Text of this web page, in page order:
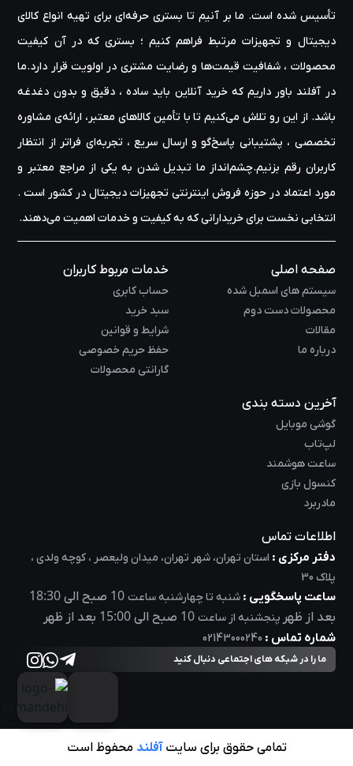
تأسیس شده است. ما بر آنیم تا بستری حرفه‌ای برای تهیه‌ انواع کالای
دیجیتال و تجهیزات مرتبط فراهم کنیم ؛ بستری که در آن کیفیت
محصولات ، شفافیت قیمت‌ها و رضایت مشتری در اولویت قرار دارد.ما
در آفلند باور داریم که خرید آنلاین باید ساده ، دقیق و بدون دغدغه
باشد. از این رو تلاش می‌کنیم تا با تأمین کالاهای معتبر، ارائه‌ی مشاوره‌
تخصصی ، پشتیبانی پاسخ‌گو و ارسال سریع ، تجربه‌ای فراتر از انتظار
کاربران رقم بزنیم.چشم‌انداز ما تبدیل شدن به یکی از مراجع معتبر و
مورد اعتماد در حوزه‌ فروش اینترنتی تجهیزات دیجیتال در کشور است .
انتخابی نخست برای خریدارانی که به کیفیت و خدمات اهمیت می‌دهند.
صفحه اصلی
سیستم های اسمبل شده
محصولات دست دوم
مقالات
درباره ما
خدمات مربوط کاربران
حساب کابری
سبد خرید
شرایط و قوانین
حفظ حریم خصوصی
گارانتی محصولات
آخرین دسته بندی
گوشی موبایل
لپ‌تاب
ساعت هوشمند
کنسول بازی
مادربرد
اطلاعات تماس
دفتر مرکزی : استان تهران، شهر تهران، میدان ولیعصر ، کوچه ولدی ،
پلاک 30
ساعت پاسخگویی : شنبه تا چهارشنبه ساعت 10 صبح الی18:30
بعد از ظهر پنجشنبه از ساعت 10 صبح الی15:00 بعد از ظهر
شماره تماس : 02143000240
ما را در شبکه های اجتماعی دنبال کنید
تمامی حقوق برای سایتآفلند محفوظ است